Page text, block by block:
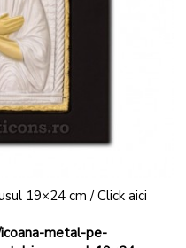
19×24 cm / Click aici
metal-pe-